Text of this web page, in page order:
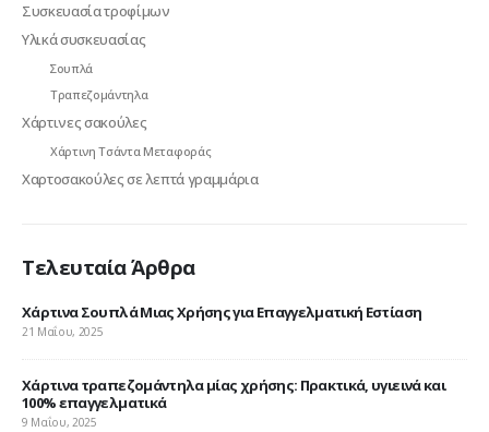
Συσκευασία τροφίμων
Υλικά συσκευασίας
Σουπλά
Τραπεζομάντηλα
Χάρτινες σακούλες
Χάρτινη Τσάντα Μεταφοράς
Χαρτοσακούλες σε λεπτά γραμμάρια
Τελευταία Άρθρα
Χάρτινα Σουπλά Μιας Χρήσης για Επαγγελματική Εστίαση
21 Μαΐου, 2025
Χάρτινα τραπεζομάντηλα μίας χρήσης: Πρακτικά, υγιεινά και
100% επαγγελματικά
9 Μαΐου, 2025